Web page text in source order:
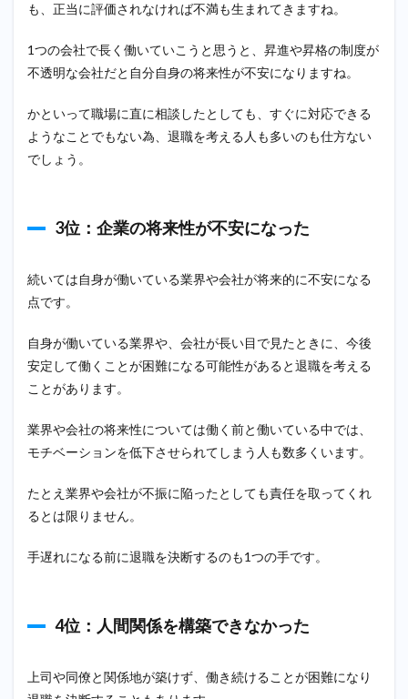
も、正当に評価されなければ不満も生まれてきますね。
1つの会社で長く働いていこうと思うと、昇進や昇格の制度が
不透明な会社だと自分自身の将来性が不安になりますね。
かといって職場に直に相談したとしても、すぐに対応できる
ようなことでもない為、退職を考える人も多いのも仕方ない
でしょう。
3位：企業の将来性が不安になった
続いては自身が働いている業界や会社が将来的に不安になる
点です。
自身が働いている業界や、会社が長い目で見たときに、今後
安定して働くことが困難になる可能性があると退職を考える
ことがあります。
業界や会社の将来性については働く前と働いている中では、
モチベーションを低下させられてしまう人も数多くいます。
たとえ業界や会社が不振に陥ったとしても責任を取ってくれ
るとは限りません。
手遅れになる前に退職を決断するのも1つの手です。
4位：人間関係を構築できなかった
上司や同僚と関係地が築けず、働き続けることが困難になり